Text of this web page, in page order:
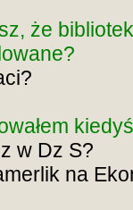
że
w Dz S?
na